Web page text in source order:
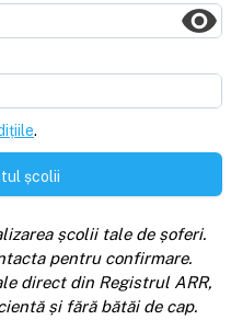
.
școlii
școlii tale de șoferi.
pentru confirmare.
direct din Registrul ARR,
și fără bătăi de cap.